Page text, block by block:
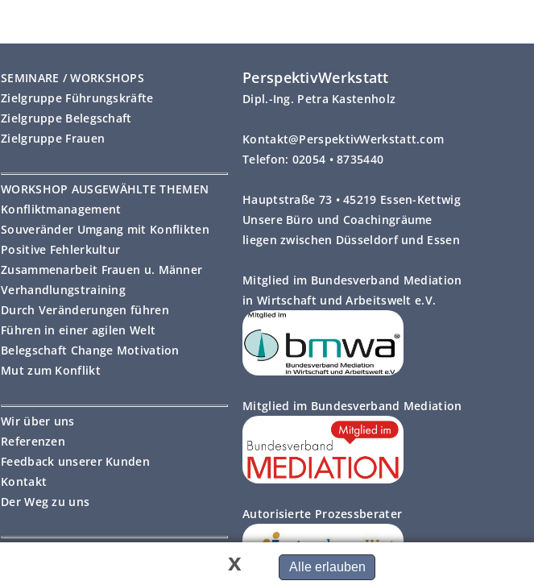
SEMINARE / WORKSHOPS
Zielgruppe Führungskräfte
Zielgruppe Belegschaft
Zielgruppe Frauen
WORKSHOP AUSGEWÄHLTE THEMEN
Konfliktmanagement
Souveränder Umgang mit Konflikten
Positive Fehlerkultur
Zusammenarbeit Frauen u. Männer
Verhandlungstraining
Durch Veränderungen führen
Führen in einer agilen Welt
Belegschaft Change Motivation
Mut zum Konflikt
Wir über uns
Referenzen
Feedback unserer Kunden
Kontakt
Der Weg zu uns
PerspektivWerkstatt
Dipl.-Ing. Petra Kastenholz
Kontakt@PerspektivWerkstatt.com
Telefon: 02054 • 8735440
Hauptstraße 73 • 45219 Essen-Kettwig
Unsere Büro und Coachingräume
liegen zwischen Düsseldorf und Essen
Mitglied im Bundesverband Mediation
in Wirtschaft und Arbeitswelt e.V.
Mitglied im Bundesverband Mediation
Autorisierte Prozessberater
x Alle erlauben